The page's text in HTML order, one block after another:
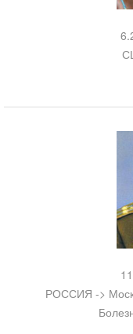
РОССИЯ ->